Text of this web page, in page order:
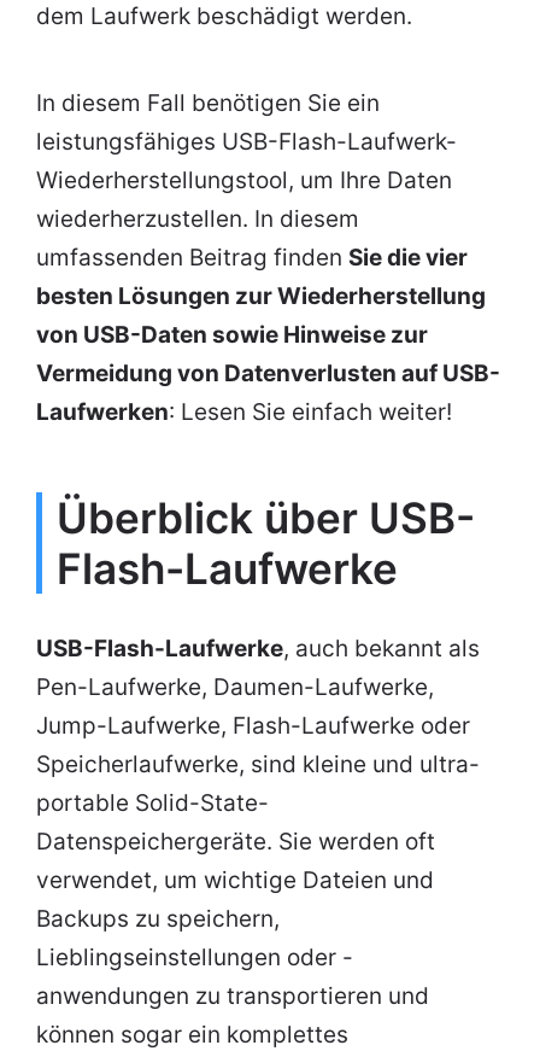
dem Laufwerk beschädigt werden.
In diesem Fall benötigen Sie ein
leistungsfähiges USB-Flash-Laufwerk-
Wiederherstellungstool, um Ihre Daten
wiederherzustellen. In diesem
umfassenden Beitrag finden Sie die vier
besten Lösungen zur Wiederherstellung
von USB-Daten sowie Hinweise zur
Vermeidung von Datenverlusten auf USB-
Laufwerken: Lesen Sie einfach weiter!
Überblick über USB-
Flash-Laufwerke
USB-Flash-Laufwerke, auch bekannt als
Pen-Laufwerke, Daumen-Laufwerke,
Jump-Laufwerke, Flash-Laufwerke oder
Speicherlaufwerke, sind kleine und ultra-
portable Solid-State-
Datenspeichergeräte. Sie werden oft
verwendet, um wichtige Dateien und
Backups zu speichern,
Lieblingseinstellungen oder -
anwendungen zu transportieren und
können sogar ein komplettes